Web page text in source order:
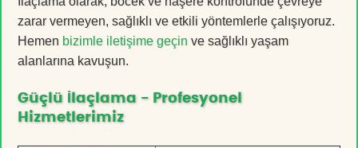
zarar vermeyen, sağlıklı ve etkili yöntemlerle çalışıyoruz.
Hemen bizimle iletişime geçin ve sağlıklı yaşam
alanlarına kavuşun.
Güçlü İlaçlama - Profesyonel
Hizmetlerimiz